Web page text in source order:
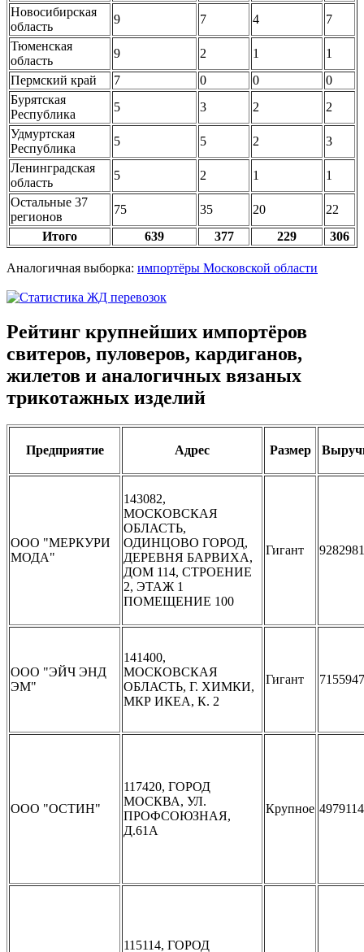
Новосибирская
область
9 7 4
7
Тюменская
область
9 2 1
1
Пермский край
7 0 0
0
Бурятская
Республика
5 3 2
2
Удмуртская
Республика
5 5 2
3
Ленинградская
область
5 2 1
1
Остальные 37
регионов
75 35 20
22
Итого
639 377 229 306
Аналогичная выборка: импортёры Московской области
Рейтинг крупнейших импортёров
свитеров, пуловеров, кардиганов,
жилетов и аналогичных вязаных
трикотажных изделий
Предприятие Адрес Размер
ООО "МЕРКУРИ
МОДА"
143082,
МОСКОВСКАЯ
ОБЛАСТЬ,
ОДИНЦОВО ГОРОД,
ДЕРЕВНЯ БАРВИХА,
ДОМ 114, СТРОЕНИЕ
2, ЭТАЖ 1
ПОМЕЩЕНИЕ 100
Гигант
ООО "ЭЙЧ ЭНД
ЭМ"
141400,
МОСКОВСКАЯ
ОБЛАСТЬ, Г. ХИМКИ,
МКР ИКЕА, К. 2
Гигант
ООО "ОСТИН"
117420, ГОРОД
МОСКВА, УЛ.
ПРОФСОЮЗНАЯ,
Д.61А
Крупное
115114, ГОРОД